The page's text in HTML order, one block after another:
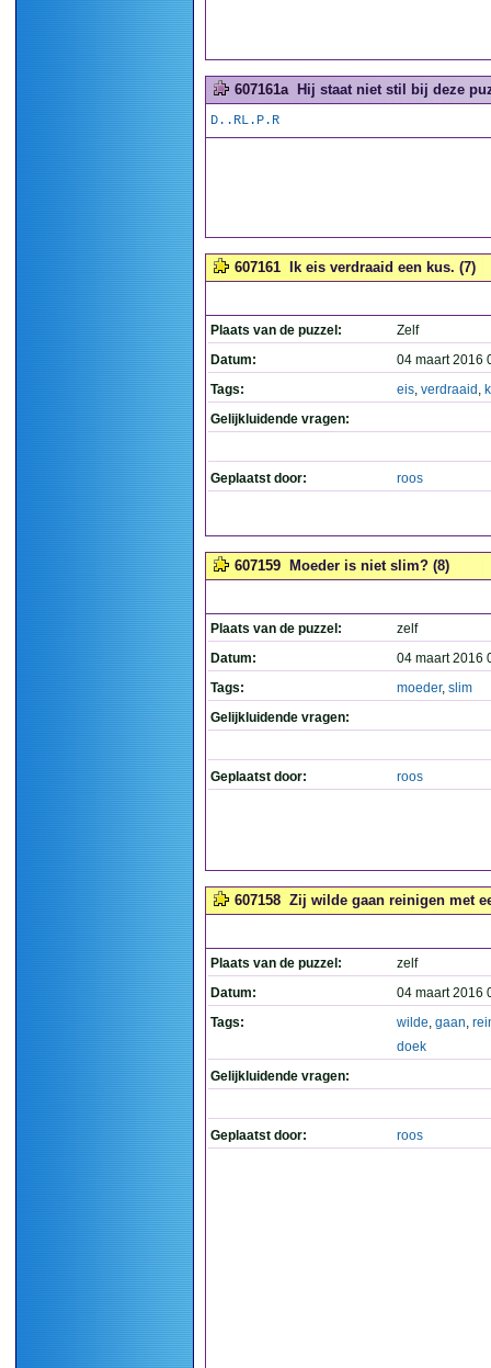
607161a Hij staat niet stil bij deze
D..RL.P.R
607161 Ik eis verdraaid een kus. (7)
Plaats van de puzzel:
Zelf
Datum:
04 maart 2016
Tags:
eis, verdraaid ,
Gelijkluidende vragen:
Geplaatst door: roos
607159 Moeder is niet slim? (8)
Plaats van de puzzel:
zelf
Datum:
04 maart 2016
Tags:
moeder, slim
Gelijkluidende vragen:
Geplaatst door: roos
607158 Zij wilde gaan reinigen met
Plaats van de puzzel:
zelf
Datum:
04 maart 2016
Tags:
wilde, gaan,
doek
Gelijkluidende vragen:
Geplaatst door: roos